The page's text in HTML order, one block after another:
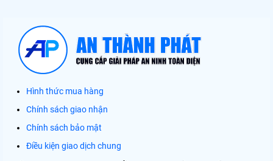
Hình thức mua hàng
Chính sách giao nhận
Chính sách bảo mật
Điều kiện giao dịch chung